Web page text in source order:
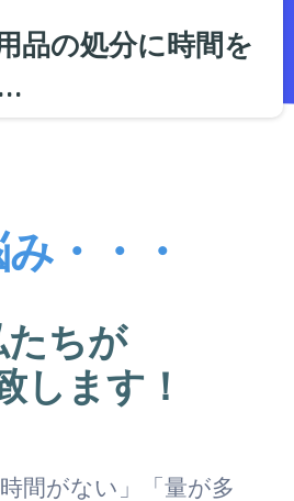
品の処分に時間を
・・・
たちが
します！
間がない」「量が多